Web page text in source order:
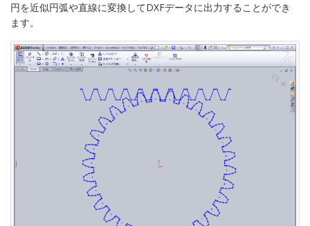
円を近似円弧や直線に変換してDXFデータに出力することができ
ます。